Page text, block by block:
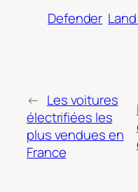
Defender
← Les voitures
électrifiées les
plus vendues en
France